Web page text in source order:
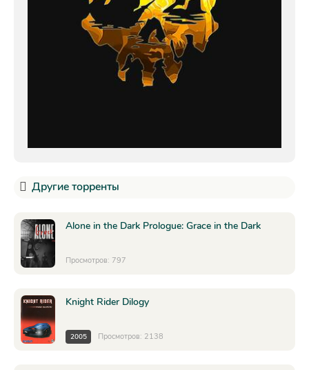
Другие торренты
Alone in the Dark Prologue: Grace in the Dark
Просмотров: 797
Knight Rider Dilogy
2005 Просмотров: 2138